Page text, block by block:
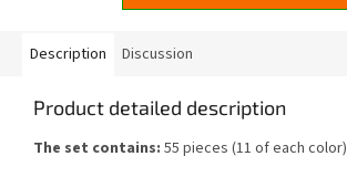
Description Discussion
Product detailed description
The set contains: 55 pieces (11 of each color)